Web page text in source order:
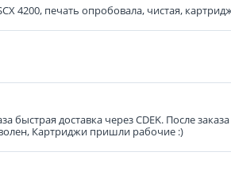
4200, печать опробовала, чистая,
быстрая доставка через CDEK. После
Картриджи пришли рабочие :)